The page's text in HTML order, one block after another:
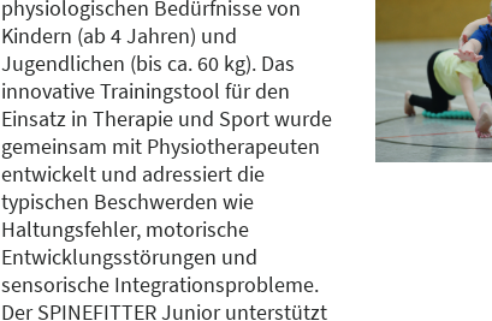
physiologischen Bedürfnisse von
Kindern (ab 4 Jahren) und
Jugendlichen (bis ca. 60 kg). Das
innovative Trainingstool für den
Einsatz in Therapie und Sport wurde
gemeinsam mit Physiotherapeuten
entwickelt und adressiert die
typischen Beschwerden wie
Haltungsfehler, motorische
Entwicklungsstörungen und
sensorische Integrationsprobleme.
Der SPINEFITTER Junior unterstützt